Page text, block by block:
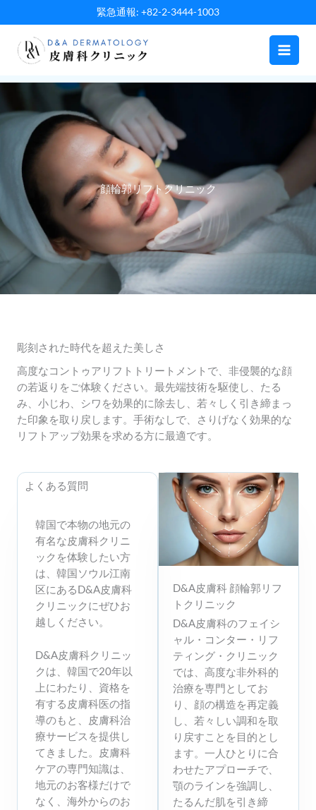
容
緊急通報: +82-2-3444-1003
顔輪郭リフトクリニック
彫刻された時代を超えた美しさ
高度なコントゥアリフトトリートメントで、非侵襲的な顔
の若返りをご体験ください。最先端技術を駆使し、たる
み、小じわ、シワを効果的に除去し、若々しく引き締まっ
た印象を取り戻します。手術なしで、さりげなく効果的な
リフトアップ効果を求める方に最適です。
よくある質問
韓国で本物の地元の
有名な皮膚科クリニ
ックを体験したい方
は、韓国ソウル江南
区にあるD&A皮膚科
クリニックにぜひお
越しください。
D&A皮膚科クリニッ
クは、韓国で20年以
上にわたり、資格を
有する皮膚科医の指
導のもと、皮膚科治
療サービスを提供し
てきました。皮膚科
ケアの専門知識は、
地元のお客様だけで
なく、海外からのお
D&A皮膚科 顔輪郭リフ
トクリニック
D&A皮膚科のフェイシ
ャル・コンター・リフ
ティング・クリニック
では、高度な非外科的
治療を専門としてお
り、顔の構造を再定義
し、若々しい調和を取
り戻すことを目的とし
ます。一人ひとりに合
わせたアプローチで、
顎のラインを強調し、
たるんだ肌を引き締